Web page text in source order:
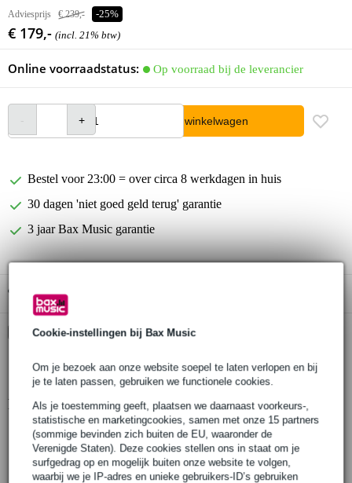
Cookie-instellingen bij Bax Music
Om je bezoek aan onze website soepel te laten verlopen en bij
je te laten passen, gebruiken we functionele cookies.
Als je toestemming geeft, plaatsen we daarnaast voorkeurs-,
statistische en marketingcookies, samen met onze 15 partners
(sommige bevinden zich buiten de EU, waaronder de
Verenigde Staten). Deze cookies stellen ons in staat om je
surfgedrag op en mogelijk buiten onze website te volgen,
waarbij we je IP-adres en unieke gebruikers-ID’s gebruiken
Adviesprijs € 239,- -25%
€ 179,- (incl. 21% btw)
Online voorraadstatus: Op voorraad bij de leverancier
In winkelwagen
Bestel voor 23:00 = over circa 8 werkdagen in huis
30 dagen 'niet goed geld terug' garantie
3 jaar Bax Music garantie
Gratis ophalen in de winkel
Kies nu voor 2 jaar extra Bax Music garantie en meer
€ 8,95 eenmalig
Productinformatie
wah-pedaal
Slash signature-model
kleur: rood-zwart, verweerd